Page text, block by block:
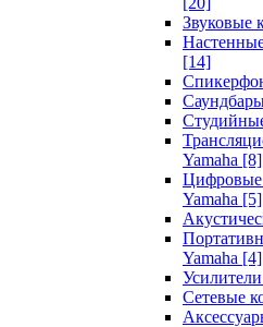
Звуковые
[14]
Yamaha [8]
Цифровые
Yamaha [5]
Yamaha [4]
Сетевые